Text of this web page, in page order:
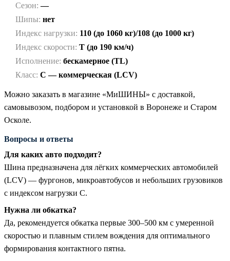
Сезон: —
Шипы: нет
Индекс нагрузки: 110 (до 1060 кг)/108 (до 1000 кг)
Индекс скорости: T (до 190 км/ч)
Исполнение: бескамерное (TL)
Класс: C — коммерческая (LCV)
Можно заказать в магазине «МиШИНЫ» с доставкой,
самовывозом, подбором и установкой в Воронеже и Старом
Осколе.
Вопросы и ответы
Для каких авто подходит?
Шина предназначена для лёгких коммерческих автомобилей
(LCV) — фургонов, микроавтобусов и небольших грузовиков
с индексом нагрузки C.
Нужна ли обкатка?
Да, рекомендуется обкатка первые 300–500 км с умеренной
скоростью и плавным стилем вождения для оптимального
формирования контактного пятна.